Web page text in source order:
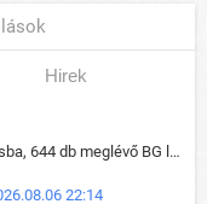
Hirek
149 új BG lap került be az adatbázisba, 644 db meglévő BG lap módosult, bekerültek az új képek a megváltozott lapokhoz is.
22:14